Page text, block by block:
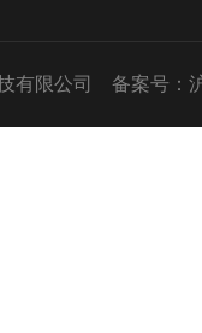
有限公司 备案号：